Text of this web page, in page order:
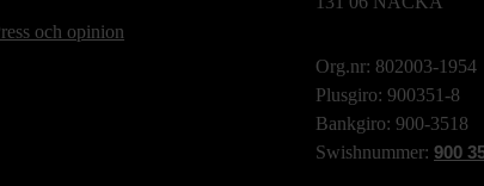
och opinion
Org.nr: 802003-1954
Plusgiro: 900351-8
Bankgiro: 900-3518
Swishnummer: 900